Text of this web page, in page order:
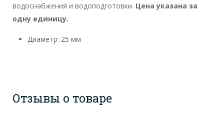
водоснабжения и водоподготовки. Цена указана за
одну единицу.
Диаметр: 25 мм
Отзывы о товаре